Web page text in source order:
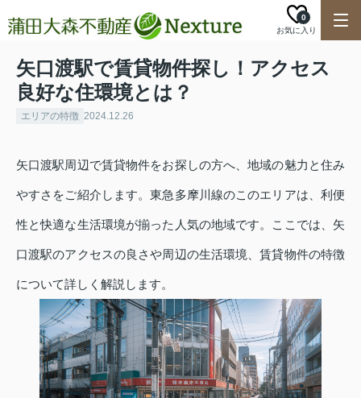
お気に入り
0
矢口渡駅で賃貸物件探し！アクセス
良好な住環境とは？
エリアの特徴 2024.12.26
矢口渡駅周辺で賃貸物件をお探しの方へ、地域の魅力と住み
やすさをご紹介します。東急多摩川線のこのエリアは、利便
性と快適な生活環境が揃った人気の地域です。ここでは、矢
口渡駅のアクセスの良さや周辺の生活環境、賃貸物件の特徴
について詳しく解説します。